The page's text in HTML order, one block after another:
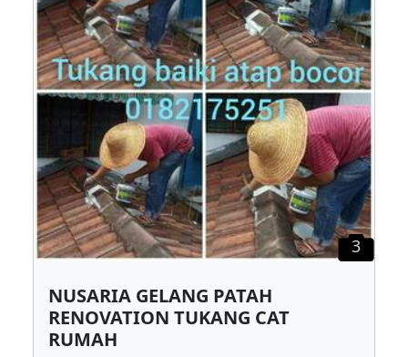
3
NUSARIA GELANG PATAH
RENOVATION TUKANG CAT
RUMAH